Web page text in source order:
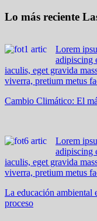
Lo más reciente
Lorem
adipiscing
iaculis, eget gravida
viverra, pretium metus
Cambio Climático: El
Lorem
adipiscing
iaculis, eget gravida
viverra, pretium metus
La educación ambiental
proceso